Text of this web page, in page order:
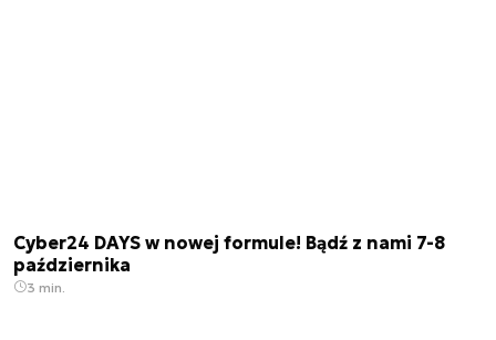
Cyber24 DAYS w nowej formule! Bądź z nami 7-8
października
3 min.